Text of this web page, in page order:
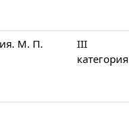
М. П.
III
категория